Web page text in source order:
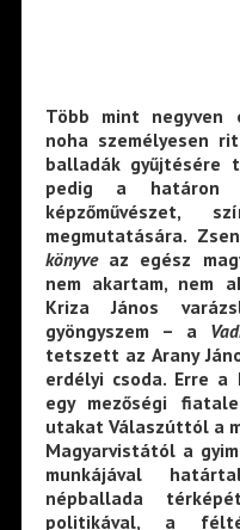
Több mint negyven
noha személyesen
balladák
pedig a határon
képzőművészet,
megmutatására.
könyve az egész
nem akartam, nem
Kriza János
gyöngyszem – a
tetszett az Arany
erdélyi csoda. Erre a
egy mezőségi
utakat Válaszúttól a
Magyarvistától a
munkájával
népballada
politikával, a